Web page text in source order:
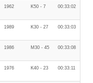
1962 K50 - 7 00:33:02
1989 K30 - 27 00:33:03
1986 M30 - 45 00:33:08
1976 K40 - 23 00:33:11